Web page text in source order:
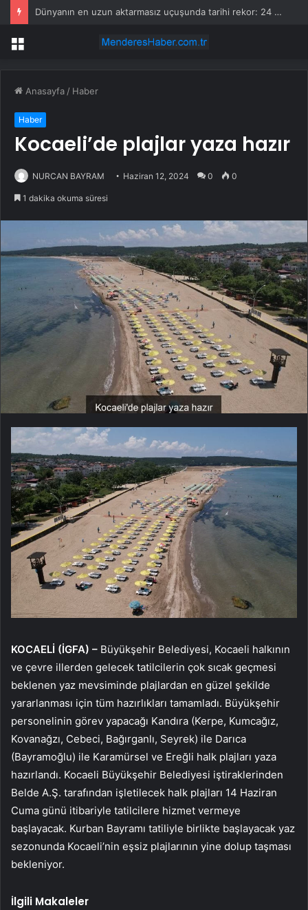
Dünyanın en uzun aktarmasız uçuşunda tarihi rekor: 24 saatten fazla havada kaldılar
Menü
Anasayfa / Haber
Haber
Kocaeli’de plajlar yaza hazır
NURCAN BAYRAM Haziran 12, 2024 0 0
1 dakika okuma süresi
KOCAELİ (İGFA) – Büyükşehir Belediyesi, Kocaeli halkının
ve çevre illerden gelecek tatilcilerin çok sıcak geçmesi
beklenen yaz mevsiminde plajlardan en güzel şekilde
yararlanması için tüm hazırlıkları tamamladı. Büyükşehir
personelinin görev yapacağı Kandıra (Kerpe, Kumcağız,
Kovanağzı, Cebeci, Bağırganlı, Seyrek) ile Darıca
(Bayramoğlu) ile Karamürsel ve Ereğli halk plajları yaza
hazırlandı. Kocaeli Büyükşehir Belediyesi iştiraklerinden
Belde A.Ş. tarafından işletilecek halk plajları 14 Haziran
Cuma günü itibariyle tatilcilere hizmet vermeye
başlayacak. Kurban Bayramı tatiliyle birlikte başlayacak yaz
sezonunda Kocaeli’nin eşsiz plajlarının yine dolup taşması
bekleniyor.
İlgili Makaleler